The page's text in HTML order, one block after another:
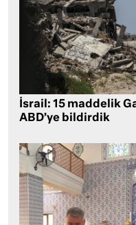
İsrail: 15 maddelik
ABD’ye bildirdik